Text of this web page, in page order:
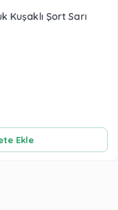
Kuşaklı Şort Sarı
Ekle